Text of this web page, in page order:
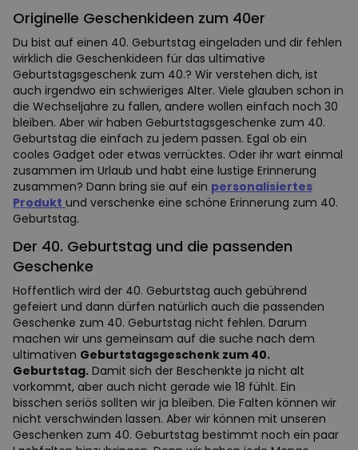
Originelle Geschenkideen zum 40er
Du bist auf einen 40. Geburtstag eingeladen und dir fehlen
wirklich die Geschenkideen für das ultimative
Geburtstagsgeschenk zum 40.? Wir verstehen dich, ist
auch irgendwo ein schwieriges Alter. Viele glauben schon in
die Wechseljahre zu fallen, andere wollen einfach noch 30
bleiben. Aber wir haben Geburtstagsgeschenke zum 40.
Geburtstag die einfach zu jedem passen. Egal ob ein
cooles Gadget oder etwas verrücktes. Oder ihr wart einmal
zusammen im Urlaub und habt eine lustige Erinnerung
zusammen? Dann bring sie auf ein personalisiertes
Produkt und verschenke eine schöne Erinnerung zum 40.
Geburtstag.
Der 40. Geburtstag und die passenden
Geschenke
Hoffentlich wird der 40. Geburtstag auch gebührend
gefeiert und dann dürfen natürlich auch die passenden
Geschenke zum 40. Geburtstag nicht fehlen. Darum
machen wir uns gemeinsam auf die suche nach dem
ultimativen Geburtstagsgeschenk zum 40.
Geburtstag. Damit sich der Beschenkte ja nicht alt
vorkommt, aber auch nicht gerade wie 18 fühlt. Ein
bisschen seriös sollten wir ja bleiben. Die Falten können wir
nicht verschwinden lassen. Aber wir können mit unseren
Geschenken zum 40. Geburtstag bestimmt noch ein paar